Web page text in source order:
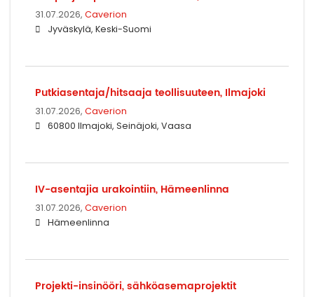
31.07.2026, Caverion
Jyväskylä, Keski-Suomi
Putkiasentaja/hitsaaja teollisuuteen, Ilmajoki
31.07.2026, Caverion
60800 Ilmajoki, Seinäjoki, Vaasa
IV-asentajia urakointiin, Hämeenlinna
31.07.2026, Caverion
Hämeenlinna
Projekti-insinööri, sähköasemaprojektit